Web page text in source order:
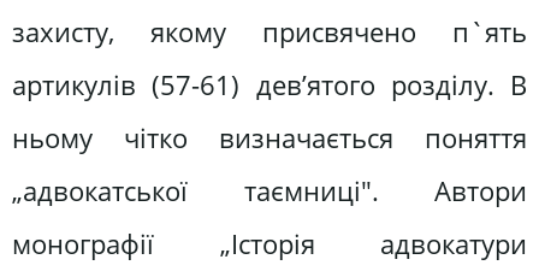
захисту, якому присвячено п`ять
артикулів (57-61) дев’ятого розділу. В
ньому чітко визначається поняття
„адвокатської таємниці". Автори
монографії „Історія адвокатури